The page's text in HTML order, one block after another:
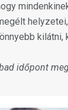
kilátni,
időpont